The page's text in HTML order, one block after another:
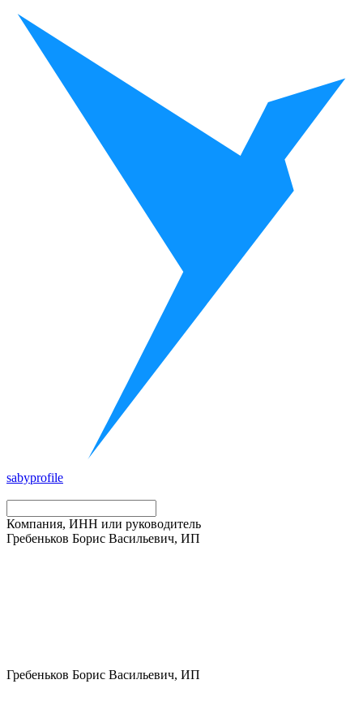
sabyprofile
Компания, ИНН или руководитель
Гребеньков Борис Васильевич, ИП
Гребеньков Борис Васильевич, ИП